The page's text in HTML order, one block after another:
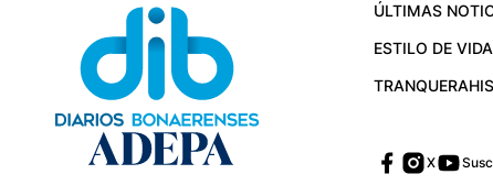
ÚLTIMAS
ESTILO DE VIDA
TRANQUERA
X